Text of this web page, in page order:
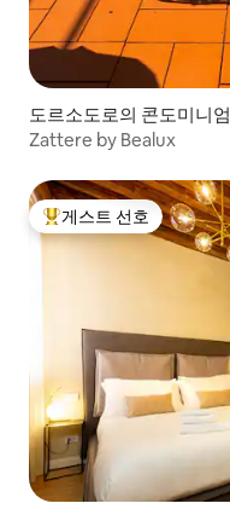
도르소도로의 콘도미니엄
Zattere by Bealux
상위 게스트 선호
게스트 선호